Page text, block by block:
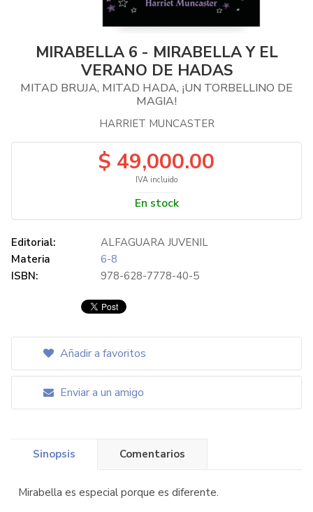
MIRABELLA 6 - MIRABELLA Y EL
VERANO DE HADAS
MITAD BRUJA, MITAD HADA, ¡UN TORBELLINO DE
MAGIA!
HARRIET MUNCASTER
$ 49,000.00
IVA incluido
En stock
Editorial:
ALFAGUARA JUVENIL
Materia
6-8
ISBN:
978-628-7778-40-5
Añadir a favoritos
Enviar a un amigo
Sinopsis Comentarios
Mirabella es especial porque es diferente.